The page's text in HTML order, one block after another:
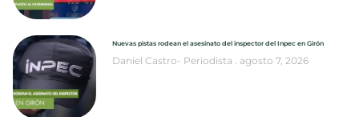
Nuevas pistas rodean el asesinato del inspector del Inpec en Girón
Daniel Castro- Periodista agosto 7, 2026